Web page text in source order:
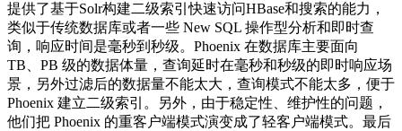
提供了基于Solr构建二级索引快速访问HBase和搜索的能力，
类似于传统数据库或者一些 New SQL 操作型分析和即时查
询，响应时间是毫秒到秒级。Phoenix 在数据库主要面向
TB、PB 级的数据体量，查询延时在毫秒和秒级的即时响应场
景，另外过滤后的数据量不能太大，查询模式不能太多，便于
Phoenix 建立二级索引。另外，由于稳定性、维护性的问题，
他们把 Phoenix 的重客户端模式演变成了轻客户端模式。最后